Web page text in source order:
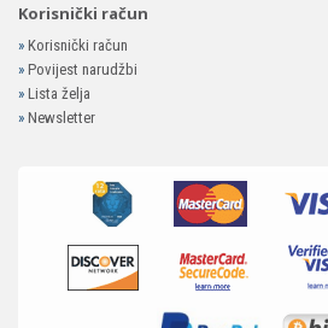
Korisnički račun
» Korisnički račun
» Povijest narudžbi
» Lista želja
» Newsletter